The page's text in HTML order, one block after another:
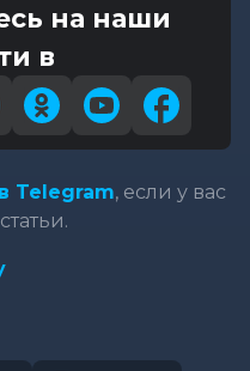
на наши
в
Telegram, если у вас